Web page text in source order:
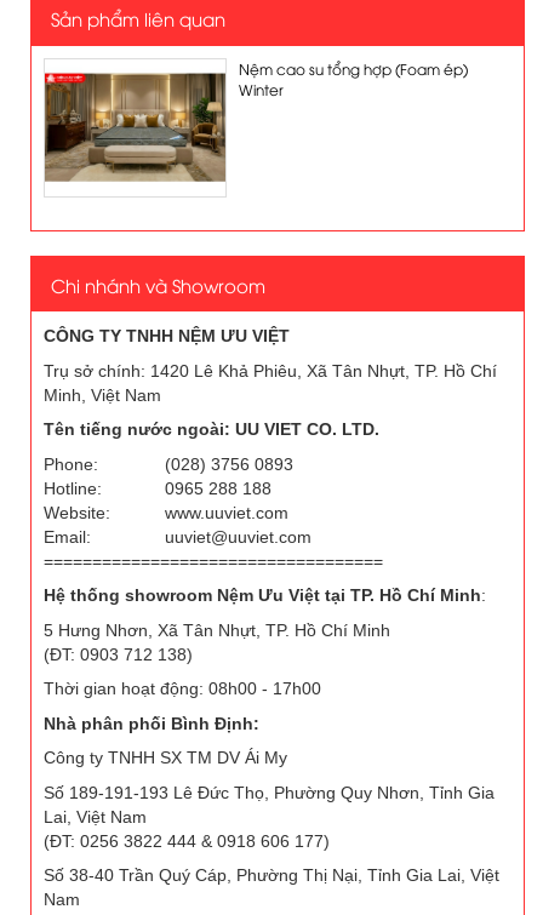
Sản phẩm liên quan
Nệm cao su tổng hợp (Foam ép)
Winter
Chi nhánh và Showroom
CÔNG TY TNHH NỆM ƯU VIỆT
Trụ sở chính: 1420 Lê Khả Phiêu, Xã Tân Nhựt, TP. Hồ Chí
Minh, Việt Nam
Tên tiếng nước ngoài: UU VIET CO. LTD.
Phone:
(028) 3756 0893
Hotline:
0965 288 188
Website:
www.uuviet.com
Email:
uuviet@uuviet.com
===================================
Hệ thống showroom Nệm Ưu Việt tại TP. Hồ Chí Minh:
5 Hưng Nhơn, Xã Tân Nhựt, TP. Hồ Chí Minh
(ĐT: 0903 712 138)
Thời gian hoạt động: 08h00 - 17h00
Nhà phân phối Bình Định:
Công ty TNHH SX TM DV Ái My
Số 189-191-193 Lê Đức Thọ, Phường Quy Nhơn, Tỉnh Gia
Lai, Việt Nam
(ĐT: 0256 3822 444 & 0918 606 177)
Số 38-40 Trần Quý Cáp, Phường Thị Nại, Tỉnh Gia Lai, Việt
Nam